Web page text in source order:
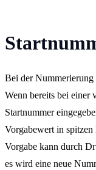
Bei der Nummerierung
Wenn bereits bei einer
Startnummer
Vorgabewert in
Vorgabe kann durch
es wird eine neue